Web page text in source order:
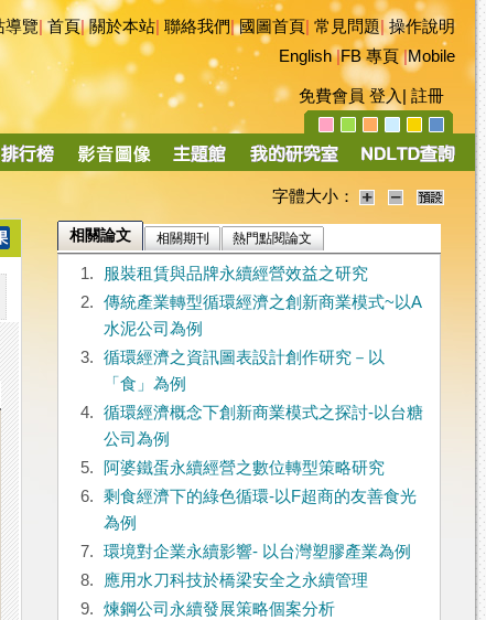
導覽|首頁|關於本站 聯絡我們|國圖首頁 常見問題|操作說明
English|FB 專頁|Mobile
免費會員 登入 註冊
字體大小：
相關論文 相關期刊 熱門點閱論文
1.
服裝租賃與品牌永續經營效益之研究
2.
傳統產業轉型循環經濟之創新商業模式~以A
水泥公司為例
3.
循環經濟之資訊圖表設計創作研究－以
「食」為例
4.
循環經濟概念下創新商業模式之探討-以台糖
公司為例
5.
阿婆鐵蛋永續經營之數位轉型策略研究
6.
剩食經濟下的綠色循環-以F超商的友善食光
為例
7.
環境對企業永續影響- 以台灣塑膠產業為例
8.
應用水刀科技於橋梁安全之永續管理
9.
煉鋼公司永續發展策略個案分析